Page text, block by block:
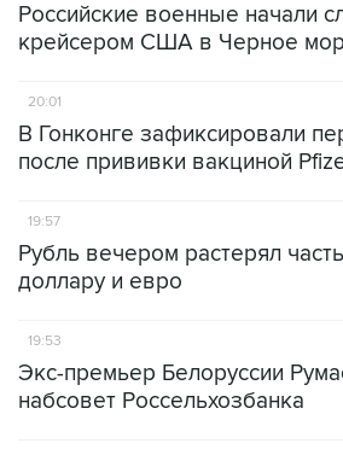
Российские военные начали
крейсером США в Черное
20:01
В Гонконге зафиксировали
после прививки вакциной
19:57
Рубль вечером растерял
доллару и евро
19:53
Экс-премьер Белоруссии
набсовет Россельхозбанка